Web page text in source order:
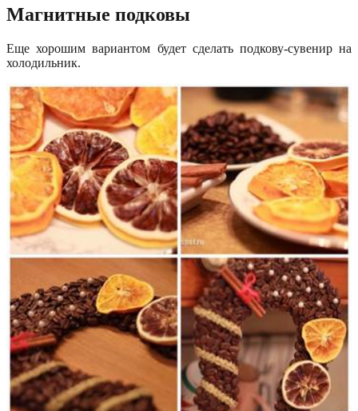
Магнитные подковы
Еще хорошим вариантом будет сделать подкову-сувенир на
холодильник.